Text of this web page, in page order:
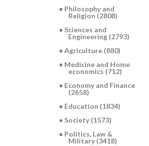
● Philosophy and
Religion (2808)
● Sciences and
Engineering (2793)
● Agriculture (880)
● Medicine and Home
economics (712)
● Economy and Finance
(2658)
● Education (1834)
● Society (1573)
● Politics, Law &
Military (3418)